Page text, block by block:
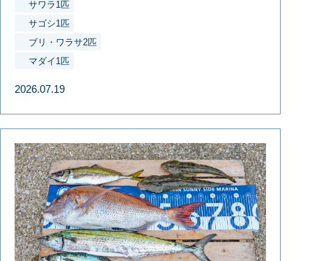
サワラ1匹
サゴシ1匹
ブリ・ワラサ2匹
マダイ1匹
2026.07.19